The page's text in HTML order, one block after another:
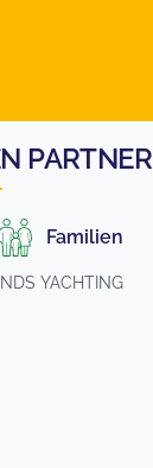
PARTNER
Familien
YACHTING